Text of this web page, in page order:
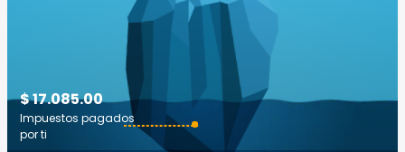
$ 17.085.00
Impuestos pagados
por ti